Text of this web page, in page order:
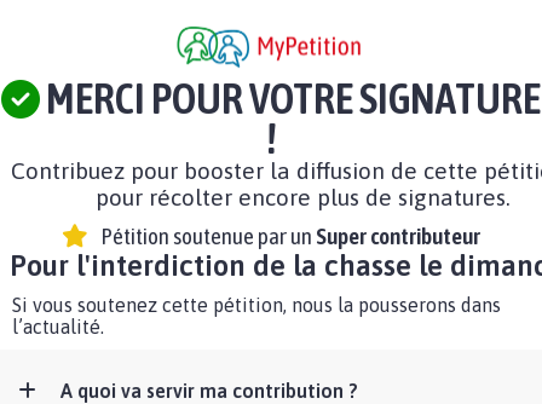
MERCI POUR VOTRE SIGNATURE
!
Contribuez pour booster la diffusion de cette
pour récolter encore plus de signatures.
Pétition soutenue par un Super contributeur
Pour l'interdiction de la chasse le
Si vous soutenez cette pétition, nous la pousserons dans
l’actualité.
A quoi va servir ma contribution ?